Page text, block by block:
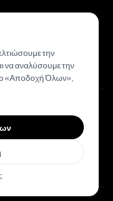
την
να αναλύσουμε την
«Αποδοχή Όλων»,